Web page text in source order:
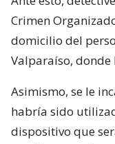
Crimen
domicilio del
Valparaíso,
Asimismo, se le
habría sido
dispositivo que